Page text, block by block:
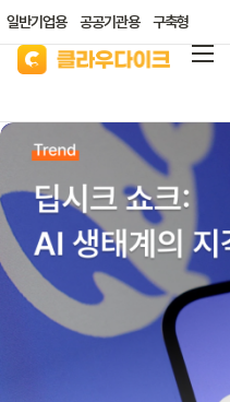
일반기업용 공공기관용 구축형
리소스/자료실
산업별 솔루션
고객지원
클라우드 바우처